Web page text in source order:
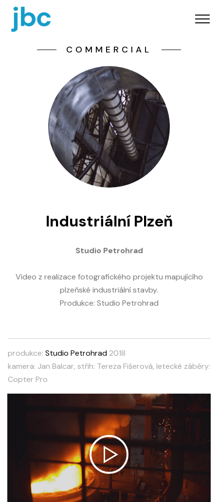
COMMERCIAL
Industriální Plzeň
Studio Petrohrad
Video z realizace fotografického projektu mapujícího
plzeňské industriální stavby.
Produkce: Studio Petrohrad
produkce: Studio Petrohrad2018
kamera: Jan Balcar, střih: Tereza Fišerová, letecké záběry:
Copter Pro